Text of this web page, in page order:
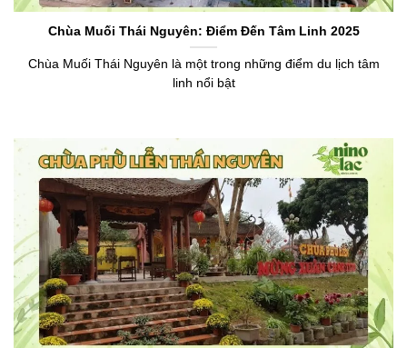
Chùa Muối Thái Nguyên: Điểm Đến Tâm Linh 2025
Chùa Muối Thái Nguyên là một trong những điểm du lịch tâm
linh nổi bật